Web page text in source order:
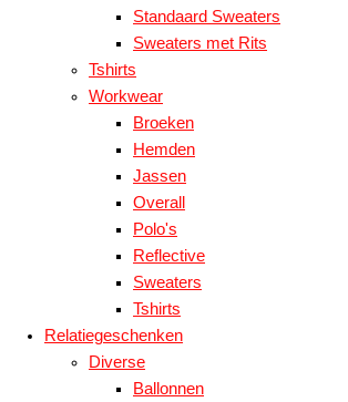
Standaard Sweaters
Sweaters met Rits
Tshirts
Workwear
Broeken
Hemden
Jassen
Overall
Polo's
Reflective
Sweaters
Tshirts
Relatiegeschenken
Diverse
Ballonnen